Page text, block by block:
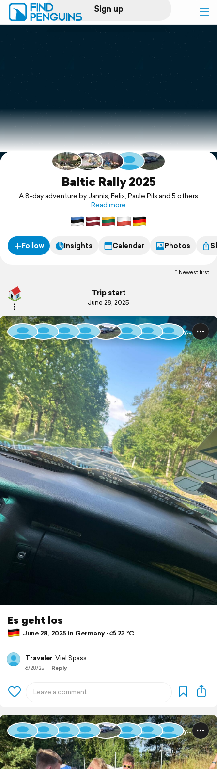
Sign up
Log in
Print a book
Flyover video
Explore
SupportBaltic Rally 2025
A 8-day adventure by Jannis, Felix, Paule Pils and 5 others
Read more
Follow Insights Calendar Photos
Newest first
Trip start
June 28, 2025
Baltic Rally 2025
Es geht los
June 28, 2025 in Germany ⋅ ⛅ 23 °C
Traveler Viel Spass
6/28/25 Reply
Baltic Rally 2025